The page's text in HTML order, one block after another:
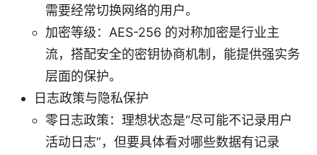
需要经常切换网络的用户。
加密等级：AES-256 的对称加密是行业主
流，搭配安全的密钥协商机制，能提供强实务
层面的保护。
日志政策与隐私保护
零日志政策：理想状态是“尽可能不记录用户
活动日志”，但要具体看对哪些数据有记录